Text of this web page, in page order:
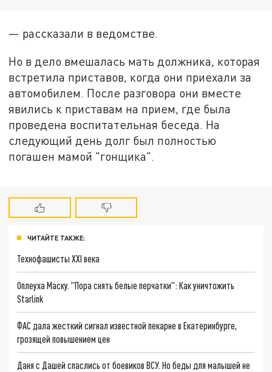
— рассказали в ведомстве.
Но в дело вмешалась мать должника, которая
встретила приставов, когда они приехали за
автомобилем. После разговора они вместе
явились к приставам на прием, где была
проведена воспитательная беседа. На
следующий день долг был полностью
погашен мамой "гонщика".
ЧИТАЙТЕ ТАКЖЕ:
Технофашисты XXI века
Оплеуха Маску. "Пора снять белые перчатки": Как уничтожить
Starlink
ФАС дала жесткий сигнал известной пекарне в Екатеринбурге,
грозящей повышением цен
Даня с Дашей спаслись от боевиков ВСУ. Но беды для малышей не